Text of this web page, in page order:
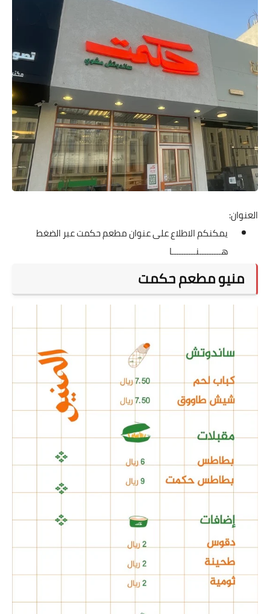
العنوان:
يمكنكم الاطلاع على عنوان مطعم حكمت عبر الضغط
هـــــــــنــــــــــا
منيو مطعم حكمت